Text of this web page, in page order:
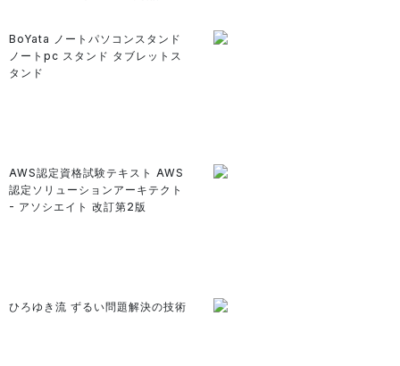
BoYata ノートパソコンスタンド
ノートpc スタンド タブレットス
タンド
AWS認定資格試験テキスト AWS
認定ソリューションアーキテクト
- アソシエイト 改訂第2版
ひろゆき流 ずるい問題解決の技術